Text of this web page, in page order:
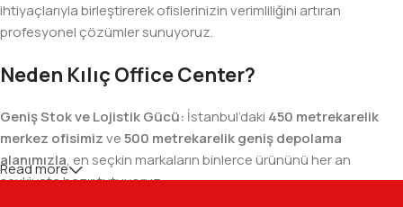
ihtiyaçlarıyla birleştirerek ofislerinizin verimliliğini artıran
profesyonel çözümler sunuyoruz.
Neden Kılıç Office Center?
Geniş Stok ve Lojistik Gücü: İstanbul’daki 450 metrekarelik
merkez ofisimizve500 metrekarelik geniş depolama
alanımızla, en seçkin markaların binlerce ürününü her an
sevkiyata hazır tutuyoruz.
Read more